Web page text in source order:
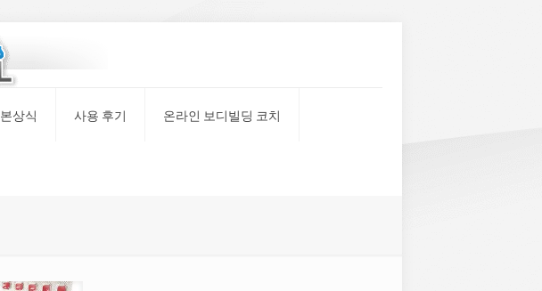
상식 사용 후기 온라인 보디빌딩 코치